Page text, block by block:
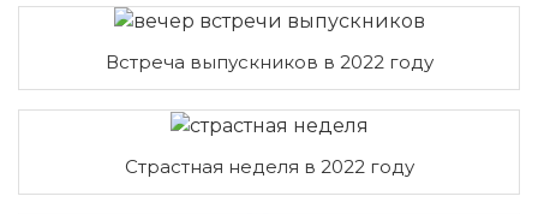
Встреча выпускников в 2022 году
Страстная неделя в 2022 году